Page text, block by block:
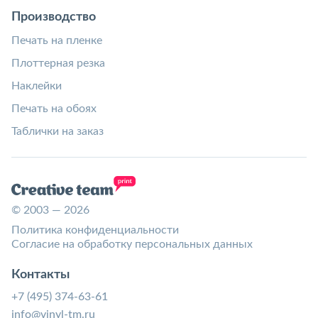
Производство
Печать на пленке
Плоттерная резка
Наклейки
Печать на обоях
Таблички на заказ
© 2003 — 2026
Политика конфиденциальности
Согласие на обработку персональных данных
Контакты
+7 (495) 374-63-61
info@vinyl-tm.ru